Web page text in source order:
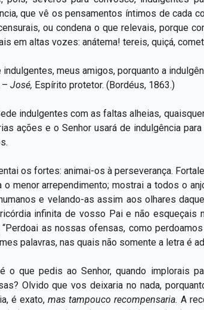
que vê os pensamentos íntimos de cada
ou condena o que relevais, porque
em altas vozes: anátema! tereis, quiçá,
indulgentes, meus amigos, porquanto a
– José, Espírito protetor. (Bordéus, 1863.)
indulgentes com as faltas alheias,
ações e o Senhor usará de indulgência
os fortes: animai-os à perseverança.
o menor arrependimento; mostrai a todos o
e velando-as assim aos olhares
infinita de vosso Pai e não esqueçais
“Perdoai as nossas ofensas, como
palavras, nas quais não somente a letra é
o que pedis ao Senhor, quando implorais
Olvido que vos deixaria no nada,
é exato, mas tampouco recompensaria.A